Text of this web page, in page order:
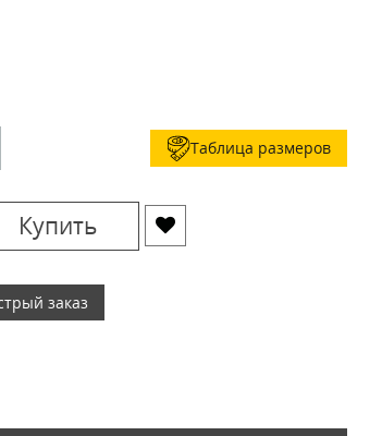
Таблица размеров
Купить
заказ